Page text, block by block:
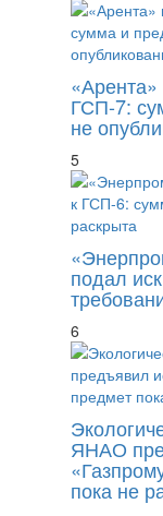
ГСП-7:
не
5
подал
6
ЯНАО
пока не